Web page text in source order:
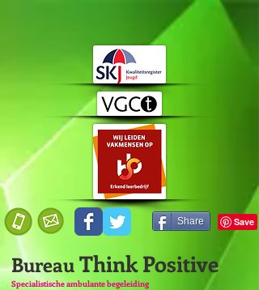
Share
BureauThink Positive
Specialistische ambulante begeleiding